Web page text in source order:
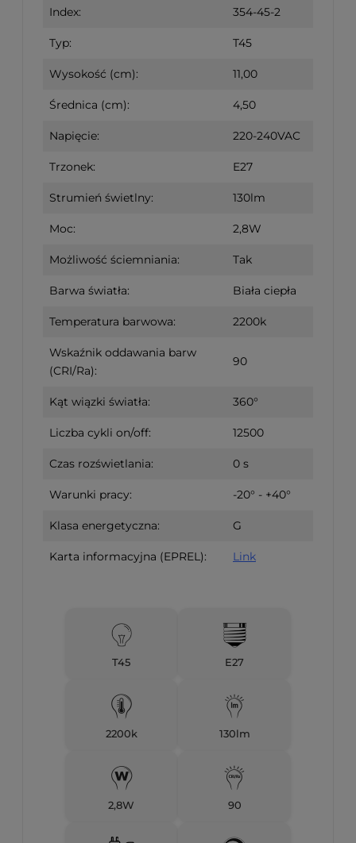
Index: 354-45-2
Typ: T45
Wysokość (cm): 11,00
Średnica (cm): 4,50
Napięcie: 220-240VAC
Trzonek: E27
Strumień świetlny: 130lm
Moc: 2,8W
Możliwość ściemniania: Tak
Barwa światła: Biała ciepła
Temperatura barwowa: 2200k
Wskaźnik oddawania barw
(CRI/Ra):
90
Kąt wiązki światła: 360°
Liczba cykli on/off: 12500
Czas rozświetlania: 0 s
Warunki pracy: -20° - +40°
Klasa energetyczna: G
Karta informacyjna (EPREL): Link
T45 E27
2200k 130lm
2,8W 90